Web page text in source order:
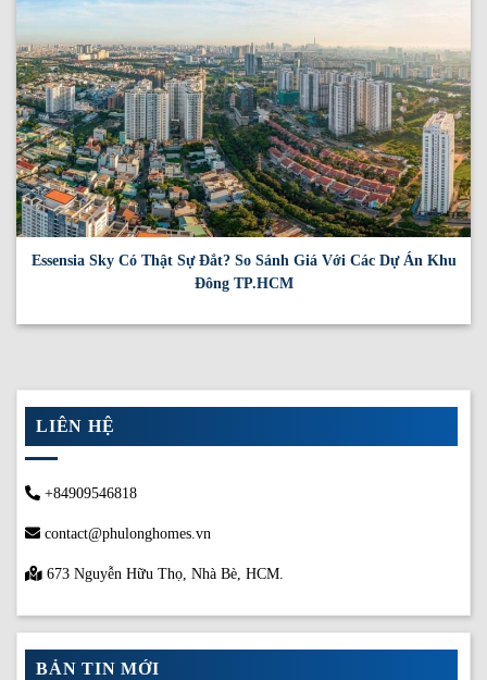
Essensia Sky Có Thật Sự Đắt? So Sánh Giá Với Các Dự Án Khu
Đông TP.HCM
LIÊN HỆ
+84909546818
contact@phulonghomes.vn
673 Nguyễn Hữu Thọ, Nhà Bè, HCM.
BẢN TIN MỚI